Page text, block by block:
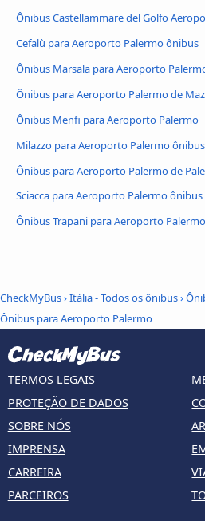
Ônibus Castellammare del Golfo
Cefalù para Aeroporto Palermo ônibus
Ônibus Marsala para Aeroporto
Ônibus para Aeroporto Palermo de
Ônibus Menfi para Aeroporto Palermo
Milazzo para Aeroporto Palermo ônibus
Ônibus para Aeroporto Palermo de
Sciacca para Aeroporto Palermo ônibus
Ônibus Trapani para Aeroporto Palermo
CheckMyBus›Itália - Todos os ônibus›
Ônibus para Aeroporto Palermo
TERMOS LEGAIS
PROTEÇÃO DE DADOS
SOBRE NÓS
IMPRENSA
CARREIRA
PARCEIROS